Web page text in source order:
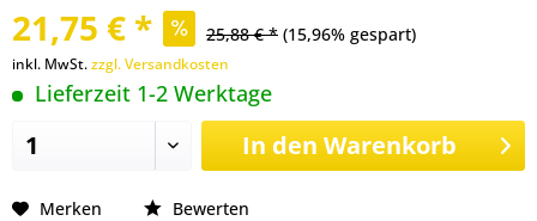
21,75 € * 25,88 € * (15,96% gespart)
inkl. MwSt.zzgl. Versandkosten
Lieferzeit 1-2 Werktage
In den Warenkorb
Merken Bewerten